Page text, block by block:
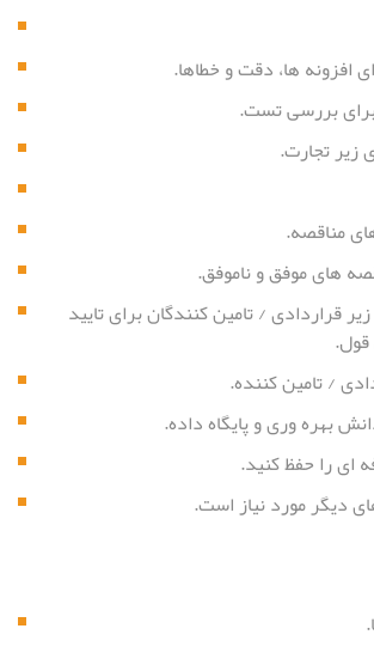
افزونه ها، دقت و خطاها.
برای بررسی تست.
زیر تجارت.
مناقصه.
های موفق و ناموفق.
قراردادی / تامین کنندگان برای تایید
قول.
/ تامین کننده.
بهره وری و پایگاه داده.
ای را حفظ کنید.
دیگر مورد نیاز است.